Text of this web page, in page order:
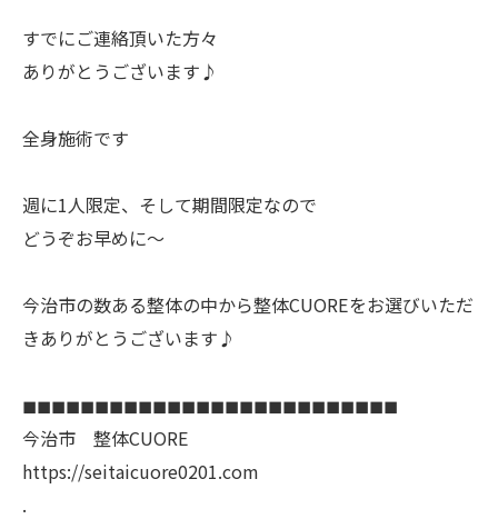
すでにご連絡頂いた方々
ありがとうございます♪
全身施術です
週に1人限定、そして期間限定なので
どうぞお早めに〜
今治市の数ある整体の中から整体CUOREをお選びいただ
きありがとうございます♪
◼︎◼︎◼︎◼︎◼︎◼︎◼︎◼︎◼︎◼︎◼︎◼︎◼︎◼︎◼︎◼︎◼︎◼︎◼︎◼︎◼︎◼︎◼︎◼︎◼︎◼︎
今治市 整体CUORE
https://seitaicuore0201.com
.